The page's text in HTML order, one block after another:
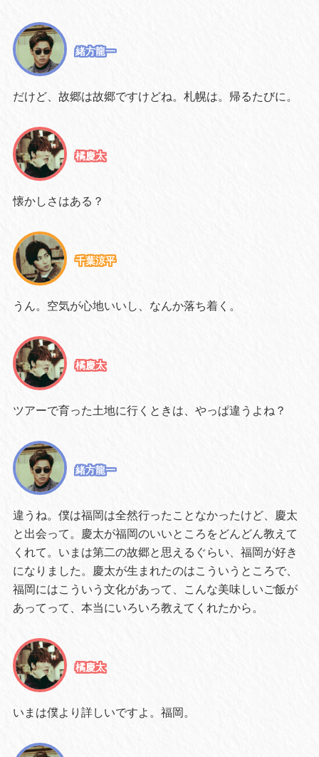
緒方龍一
だけど、故郷は故郷ですけどね。札幌は。帰るたびに。
橘慶太
懐かしさはある？
千葉涼平
うん。空気が心地いいし、なんか落ち着く。
橘慶太
ツアーで育った土地に行くときは、やっぱ違うよね？
緒方龍一
違うね。僕は福岡は全然行ったことなかったけど、慶太
と出会って。慶太が福岡のいいところをどんどん教えて
くれて。いまは第二の故郷と思えるぐらい、福岡が好き
になりました。慶太が生まれたのはこういうところで、
福岡にはこういう文化があって、こんな美味しいご飯が
あってって、本当にいろいろ教えてくれたから。
橘慶太
いまは僕より詳しいですよ。福岡。